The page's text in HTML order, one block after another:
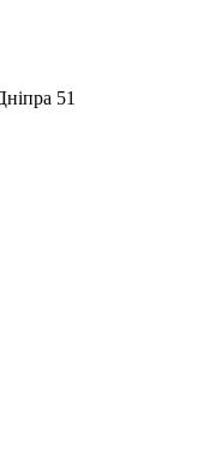
51